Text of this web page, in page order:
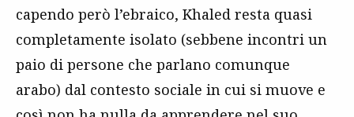
capendo però l’ebraico, Khaled resta quasi
completamente isolato (sebbene incontri un
paio di persone che parlano comunque
arabo) dal contesto sociale in cui si muove e